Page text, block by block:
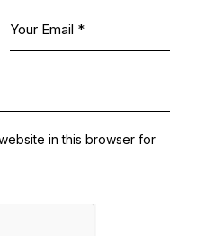
in this browser for